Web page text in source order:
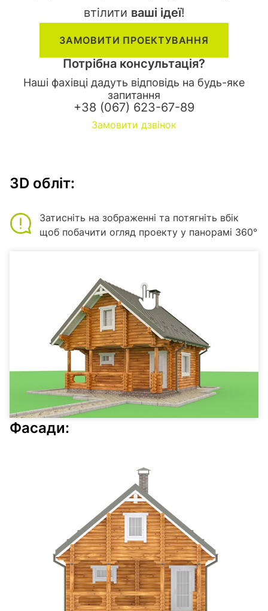
втілити ваші ідеї!
ЗАМОВИТИ ПРОЕКТУВАННЯ
Потрібна консультація?
Наші фахівці дадуть відповідь на будь-яке
запитання
+38 (067) 623-67-89
Замовити дзвінок
3D обліт:
Затисніть на зображенні та потягніть вбік
щоб побачити огляд проекту у панорамі 360°
Фасади: